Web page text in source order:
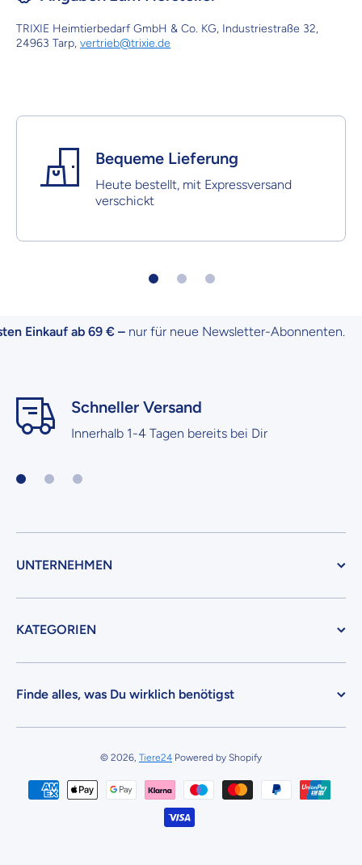
TRIXIE Heimtierbedarf GmbH & Co. KG, Industriestraße 32,
24963 Tarp, vertrieb@trixie.de
Bequeme Lieferung
Heute bestellt, mit Expressversand
verschickt
Einkauf ab 69 € –nur für neue Newsletter-Abonnenten.
Schneller Versand
Innerhalb 1-4 Tagen bereits bei Dir
UNTERNEHMEN
KATEGORIEN
Finde alles, was Du wirklich benötigst
© 2026, Tiere24 Powered by Shopify
Zahlungsmethoden